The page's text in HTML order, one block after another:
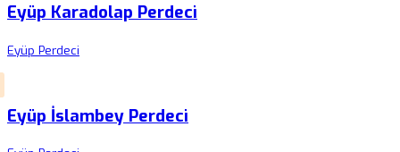
Eyüp Karadolap Perdeci
Eyüp Perdeci
Eyüp İslambey Perdeci